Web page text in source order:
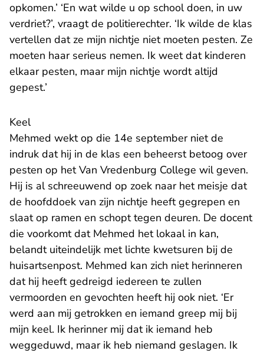
opkomen.’ ‘En wat wilde u op school doen, in uw
verdriet?’, vraagt de politierechter. ‘Ik wilde de klas
vertellen dat ze mijn nichtje niet moeten pesten. Ze
moeten haar serieus nemen. Ik weet dat kinderen
elkaar pesten, maar mijn nichtje wordt altijd
gepest.’
Keel
Mehmed wekt op die 14e september niet de
indruk dat hij in de klas een beheerst betoog over
pesten op het Van Vredenburg College wil geven.
Hij is al schreeuwend op zoek naar het meisje dat
de hoofddoek van zijn nichtje heeft gegrepen en
slaat op ramen en schopt tegen deuren. De docent
die voorkomt dat Mehmed het lokaal in kan,
belandt uiteindelijk met lichte kwetsuren bij de
huisartsenpost. Mehmed kan zich niet herinneren
dat hij heeft gedreigd iedereen te zullen
vermoorden en gevochten heeft hij ook niet. ‘Er
werd aan mij getrokken en iemand greep mij bij
mijn keel. Ik herinner mij dat ik iemand heb
weggeduwd, maar ik heb niemand geslagen. Ik